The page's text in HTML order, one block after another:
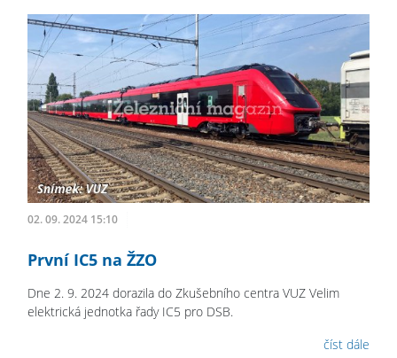
02. 09. 2024 15:10
První IC5 na ŽZO
Dne 2. 9. 2024 dorazila do Zkušebního centra VUZ Velim
elektrická jednotka řady IC5 pro DSB.
číst dále